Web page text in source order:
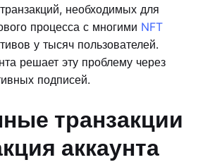
необходимых для
процесса с многими NFT
у тысяч пользователей.
решает эту проблему через
подписей.
транзакции
аккаунта